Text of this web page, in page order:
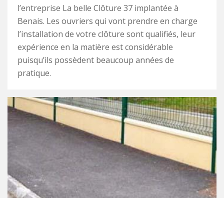
l’entreprise La belle Clôture 37 implantée à
Benais. Les ouvriers qui vont prendre en charge
l’installation de votre clôture sont qualifiés, leur
expérience en la matière est considérable
puisqu’ils possèdent beaucoup années de
pratique.